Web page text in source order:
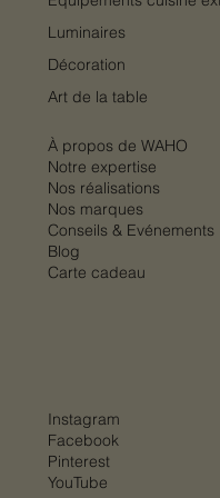
Luminaires
Décoration
Art de la table
À propos de WAHO
Notre expertise
Nos réalisations
Nos marques
Conseils & Evénements
Blog
Carte cadeau
Instagram
Facebook
Pinterest
YouTube